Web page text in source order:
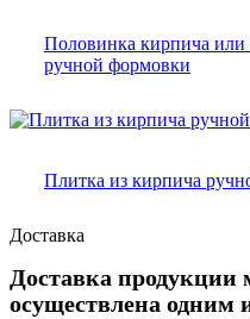
Половинка кирпича или
ручной формовки
Плитка из кирпича
Доставка
Доставка продукции
осуществлена одним